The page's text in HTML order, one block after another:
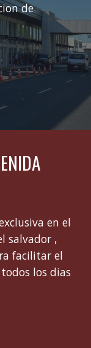
de
en el
salvador ,
facilitar el
los dias